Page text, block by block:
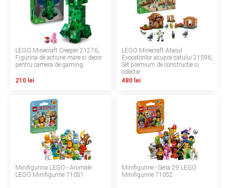
BAIE SI TOALETA
Informatii companie
Despre noi
Regulament giveaway
Showroom
Depozit
Q & A
LEGO Minecraft Creeper 21276,
Figurina de actiune mare si decor
pentru camera de gaming
210 lei
LEGO Minecraft Atacul
Evocatorilor asupra satului 21596,
Set premium de constructie si
colectie
480 lei
Minifigurina LEGO - Animale
LEGO Minifigurine 71051
Minifigurine - Seria 29 LEGO
Minifigurine 71052